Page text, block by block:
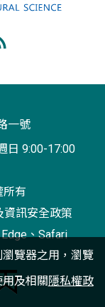
一號
日 9:00-17:00
所有
資訊安全政策
、Safari
覽器之用，瀏覽
及相關隱私權政